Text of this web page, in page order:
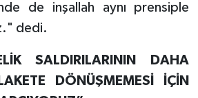
de inşallah aynı prensiple
dedi.
SALDIRILARININ DAHA
DÖNÜŞMEMESİ İÇİN